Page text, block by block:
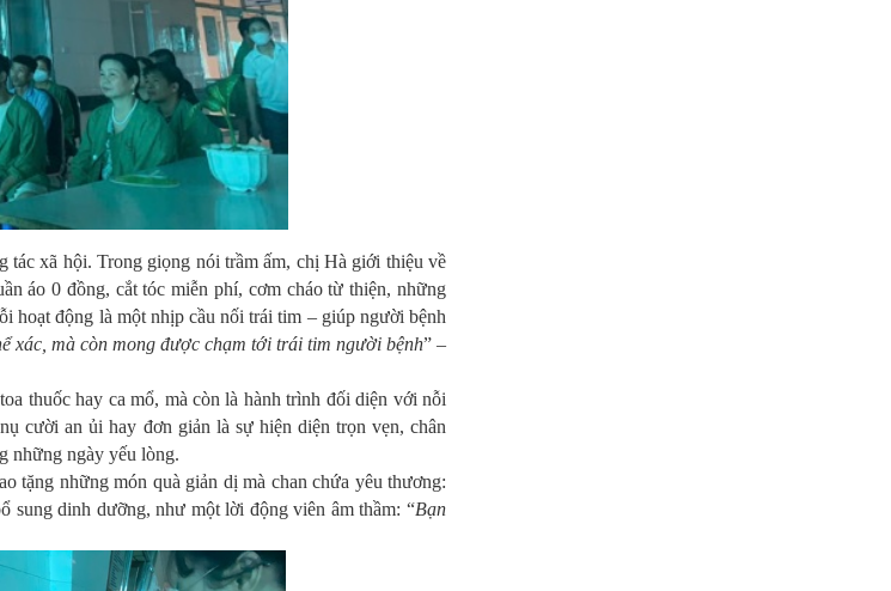
tác xã hội. Trong giọng nói trầm ấm, chị Hà giới thiệu về
áo 0 đồng, cắt tóc miễn phí, cơm cháo từ thiện, những
hoạt động là một nhịp cầu nối trái tim – giúp người bệnh
xác, mà còn mong được chạm tới trái tim người bệnh” –
thuốc hay ca mổ, mà còn là hành trình đối diện với nỗi
cười an ủi hay đơn giản là sự hiện diện trọn vẹn, chân
những ngày yếu lòng.
tặng những món quà giản dị mà chan chứa yêu thương:
sung dinh dưỡng, như một lời động viên âm thầm: “Bạn